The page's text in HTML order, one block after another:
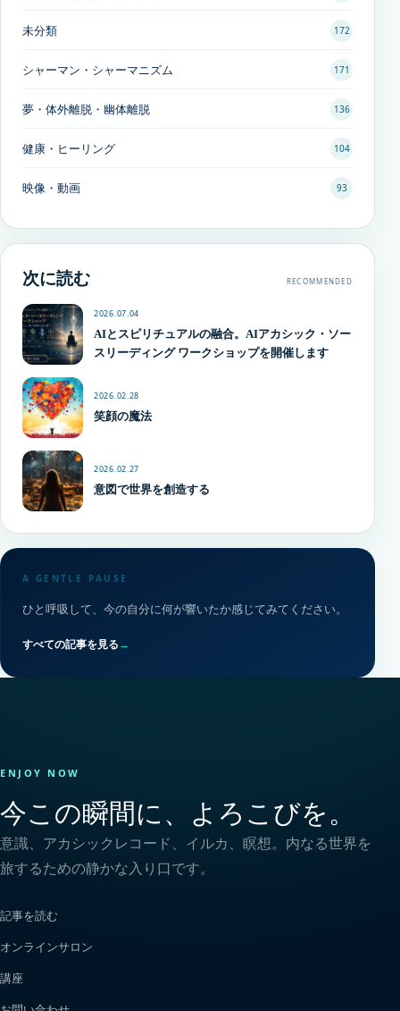
未分類 172
シャーマン・シャーマニズム 171
夢・体外離脱・幽体離脱 136
健康・ヒーリング 104
映像・動画 93
次に読む RECOMMENDED
2026.07.04
AIとスピリチュアルの融合。AIアカシック・ソー
スリーディング ワークショップを開催します
2026.02.28
笑顔の魔法
2026.02.27
意図で世界を創造する
A GENTLE PAUSE
ひと呼吸して、今の自分に何が響いたか感じてみてください。
すべての記事を見る→
ENJOY NOW
今この瞬間に、よろこびを。
意識、アカシックレコード、イルカ、瞑想。内なる世界を
旅するための静かな入り口です。
記事を読む
オンラインサロン
講座